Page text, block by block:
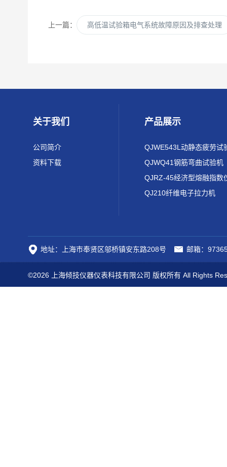
上一篇： 高低温试验箱电气系统故障原因及排查处理
关于我们
公司简介
资料下载
产品展示
QJWE543L动静态疲劳试
QJWQ41钢筋弯曲试验机
QJRZ-45经济型熔融指数
QJ210纤维电子拉力机
地址：上海市奉贤区邬桥镇安东路208号 邮箱：
©2026 上海倾技仪器仪表科技有限公司 版权所有 All Rights